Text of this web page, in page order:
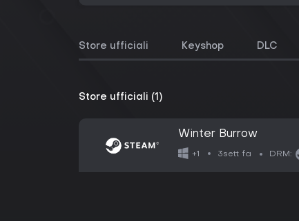
Store ufficiali Keyshop DLC
Store ufficiali (1)
Winter Burrow
+1 3sett fa DRM: